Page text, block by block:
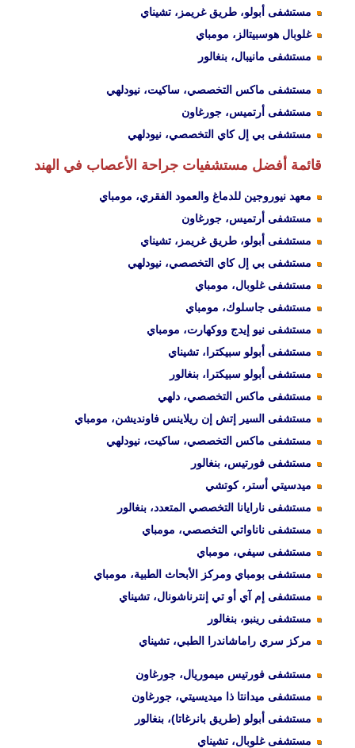
مستشفى أبولو، طريق غريمز، تشيناي
غلوبال هوسبيتالز، مومباي
مستشفى مانيبال، بنغالور
مستشفى ماكس التخصصي، ساكيت، نيودلهي
مستشفى أرتميس، جورغاون
مستشفى بي إل كاي التخصصي، نيودلهي
قائمة أفضل مستشفيات جراحة الأعصاب في الهند
معهد نيوروجين للدماغ والعمود الفقري، مومباي
مستشفى أرتميس، جورغاون
مستشفى أبولو، طريق غريمز، تشيناي
مستشفى بي إل كاي التخصصي، نيودلهي
مستشفى غلوبال، مومباي
مستشفى جاسلوك، مومباي
مستشفى نيو إيدج ووكهارت، مومباي
مستشفى أبولو سبيكترا، تشيناي
مستشفى أبولو سبيكترا، بنغالور
مستشفى ماكس التخصصي، دلهي
مستشفى السير إتش إن ريلاينس فاونديشن، مومباي
مستشفى ماكس التخصصي، ساكيت، نيودلهي
مستشفى فورتيس، بنغالور
ميدسيتي أستر، كوتشي
مستشفى نارايانا التخصصي المتعدد، بنغالور
مستشفى ناناواتي التخصصي، مومباي
مستشفى سيفي، مومباي
مستشفى بومباي ومركز الأبحاث الطبية، مومباي
مستشفى إم آي أو تي إنترناشونال، تشيناي
مستشفى رينبو، بنغالور
مركز سري راماشاندرا الطبي، تشيناي
مستشفى فورتيس ميموريال، جورغاون
مستشفى ميدانتا ذا ميديسيتي، جورغاون
مستشفى أبولو (طريق بانرغاتا)، بنغالور
مستشفى غلوبال، تشيناي